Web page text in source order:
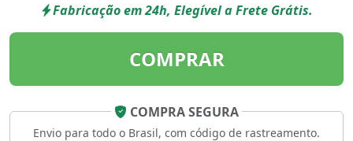
Fabricação em 24h, Elegível a Frete Grátis.
COMPRAR
COMPRA SEGURA
Envio para todo o Brasil, com código de rastreamento.